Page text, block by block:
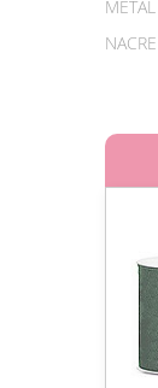
MÉTAL
NACRE